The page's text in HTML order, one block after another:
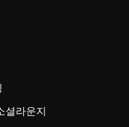
셜라운지